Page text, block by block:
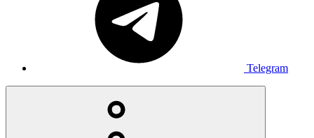
Telegram